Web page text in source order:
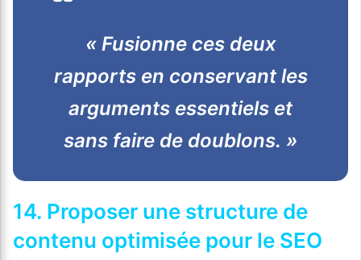
« Fusionne ces deux
rapports en conservant les
arguments essentiels et
sans faire de doublons. »
14. Proposer une structure de
contenu optimisée pour le SEO